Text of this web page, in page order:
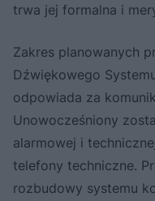
trwa jej formalna i
Zakres planowanych
Dźwiękowego
odpowiada za
Unowocześniony
alarmowej i
telefony techniczne.
rozbudowy systemu